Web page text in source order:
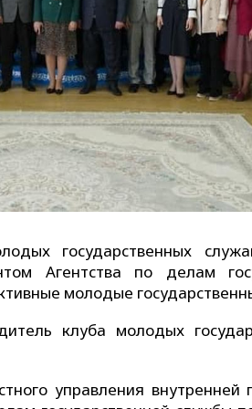
государственных
Агентства по делам
молодые
клуба молодых
управления